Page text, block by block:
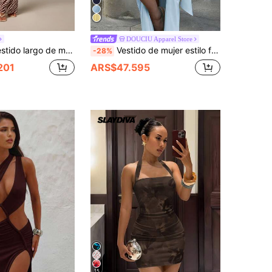
con cuello en pico con recorte de encaje, tirantes finos y espalda abierta, vestido de noche de verano
DOUCIU Apparel Store
-28% Vestido de mujer estilo francés con pliegues asimétricos y abertura alta, diseño que define la cintura, adecuado para fiestas y vacaciones en la playa
ARS$47.595
15